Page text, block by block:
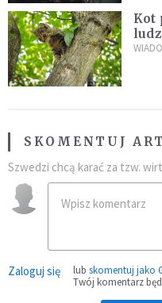
Kot
SKOMENTUJ
Szwedzi chcą karać za tzw.
Zaloguj się lub skomentuj jako
Twój komentarz